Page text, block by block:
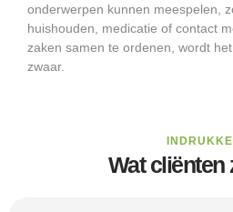
onderwerpen kunnen meespelen,
huishouden, medicatie of contact
zaken samen te ordenen, wordt
zwaar.
Wat cliënten